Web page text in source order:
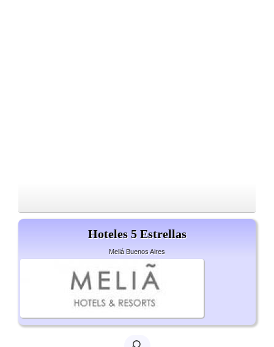
Hoteles 5 Estrellas
Meliá Buenos Aires